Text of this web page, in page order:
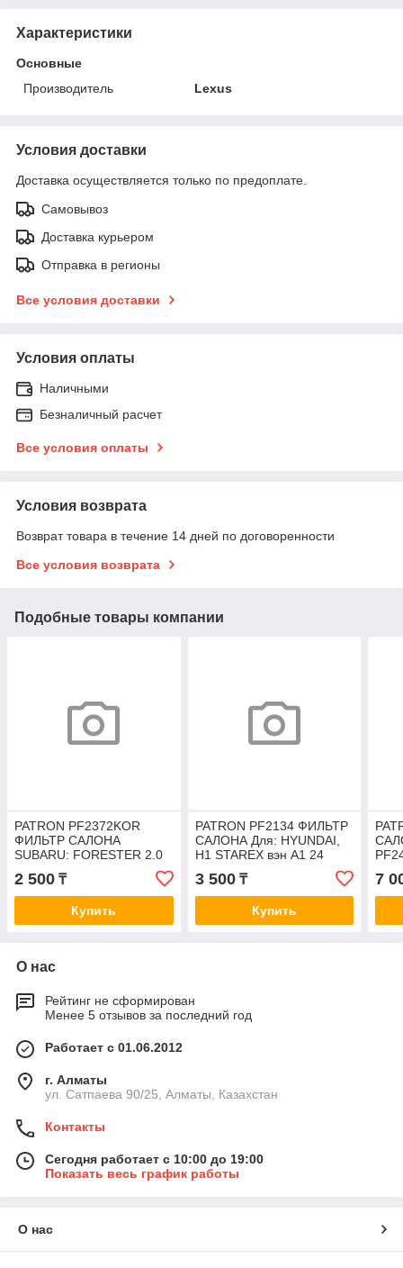
Характеристики
Основные
Производитель
Lexus
Условия доставки
Доставка осуществляется только по предоплате.
Самовывоз
Доставка курьером
Отправка в регионы
Все условия доставки
Условия оплаты
Наличными
Безналичный расчет
Все условия оплаты
Условия возврата
Возврат товара в течение 14 дней по договоренности
Все условия возврата
Подобные товары компании
PATRON PF2372KOR
ФИЛЬТР САЛОНА
SUBARU: FORESTER 2.0
98-, IMPREZA 1.6, 1.8, 2.0
92-00 AC902
2 500 ₸
Купить
PATRON PF2134 ФИЛЬТР
САЛОНА Для: HYUNDAI,
H1 STAREX вэн A1 24
Фургон 25 CRDi 4WD TCi
Cargo TQ CRDI AC9303
3 500₸
Купить
10-
7
О нас
Рейтинг не сформирован
Менее 5 отзывов за последний год
Работает с 01.06.2012
г. Алматы
ул. Сатпаева 90/25, Алматы, Казахстан
Контакты
Сегодня работает с 10:00 до 19:00
Показать весь график работы
О нас